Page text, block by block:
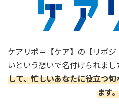
ケアリポ＝【ケア】の【リポ
いという想いで名付けられまし
して、忙しいあなたに役立つ
ます。